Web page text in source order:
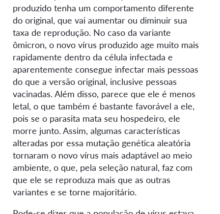
produzido tenha um comportamento diferente
do original, que vai aumentar ou diminuir sua
taxa de reprodução. No caso da variante
ômicron, o novo vírus produzido age muito mais
rapidamente dentro da célula infectada e
aparentemente consegue infectar mais pessoas
do que a versão original, inclusive pessoas
vacinadas. Além disso, parece que ele é menos
letal, o que também é bastante favorável a ele,
pois se o parasita mata seu hospedeiro, ele
morre junto. Assim, algumas características
alteradas por essa mutação genética aleatória
tornaram o novo vírus mais adaptável ao meio
ambiente, o que, pela seleção natural, faz com
que ele se reproduza mais que as outras
variantes e se torne majoritário.